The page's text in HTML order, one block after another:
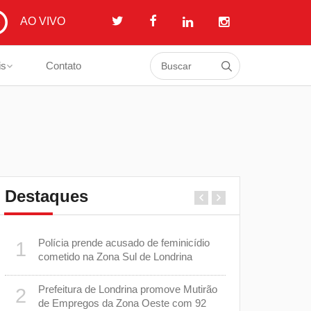
AO VIVO
Contato
Destaques
1
Polícia prende acusado de feminicídio
cometido na Zona Sul de Londrina
2
Prefeitura de Londrina promove Mutirão
de Empregos da Zona Oeste com 92